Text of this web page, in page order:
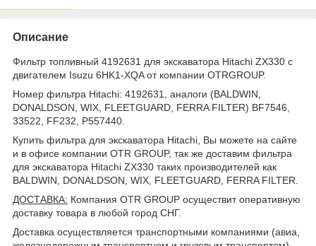
Описание
Фильтр топливный 4192631 для экскаватора Hitachi ZX330 с
двигателем Isuzu 6HK1-XQA от компании OTRGROUP.
Номер фильтра Hitachi: 4192631, аналоги (BALDWIN,
DONALDSON, WIX, FLEETGUARD, FERRA FILTER) BF7546,
33522, FF232, P557440.
Купить фильтра для экскаватора Hitachi, Вы можете на сайте
и в офисе компании OTR GROUP, так же доставим фильтра
для экскаватора Hitachi ZX330 таких производителей как
BALDWIN, DONALDSON, WIX, FLEETGUARD, FERRA FILTER.
ДОСТАВКА: Компания OTR GROUP осуществит оперативную
доставку товара в любой город СНГ.
Доставка осуществляется транспортными компаниями (авиа,